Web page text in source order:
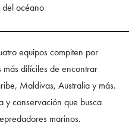
del océano
equipos compiten por
difíciles de encontrar
Maldivas, Australia y más.
y conservación que busca
marinos.